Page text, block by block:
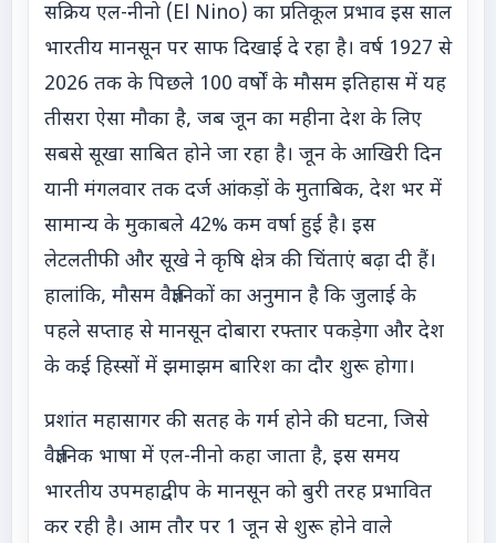
सक्रिय एल-नीनो (El Nino) का प्रतिकूल प्रभाव इस साल
भारतीय मानसून पर साफ दिखाई दे रहा है। वर्ष 1927 से
2026 तक के पिछले 100 वर्षों के मौसम इतिहास में यह
तीसरा ऐसा मौका है, जब जून का महीना देश के लिए
सबसे सूखा साबित होने जा रहा है। जून के आखिरी दिन
यानी मंगलवार तक दर्ज आंकड़ों के मुताबिक, देश भर में
सामान्य के मुकाबले 42% कम वर्षा हुई है। इस
लेटलतीफी और सूखे ने कृषि क्षेत्र की चिंताएं बढ़ा दी हैं।
हालांकि, मौसम वैज्ञानिकों का अनुमान है कि जुलाई के
पहले सप्ताह से मानसून दोबारा रफ्तार पकड़ेगा और देश
के कई हिस्सों में झमाझम बारिश का दौर शुरू होगा।
प्रशांत महासागर की सतह के गर्म होने की घटना, जिसे
वैज्ञानिक भाषा में एल-नीनो कहा जाता है, इस समय
भारतीय उपमहाद्वीप के मानसून को बुरी तरह प्रभावित
कर रही है। आम तौर पर 1 जून से शुरू होने वाले